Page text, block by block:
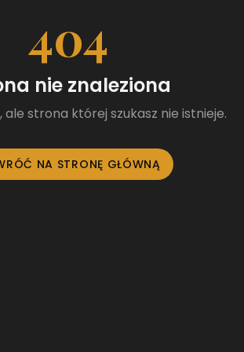
404
nie znaleziona
ale strona której szukasz nie istnieje.
NA STRONĘ GŁÓWNĄ